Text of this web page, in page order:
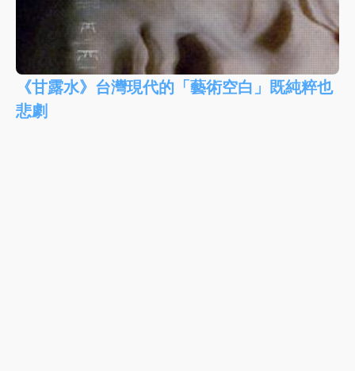
《甘露水》台灣現代的「藝術空白」既純粹也
悲劇